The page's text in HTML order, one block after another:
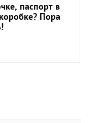
паспорт в
Пора